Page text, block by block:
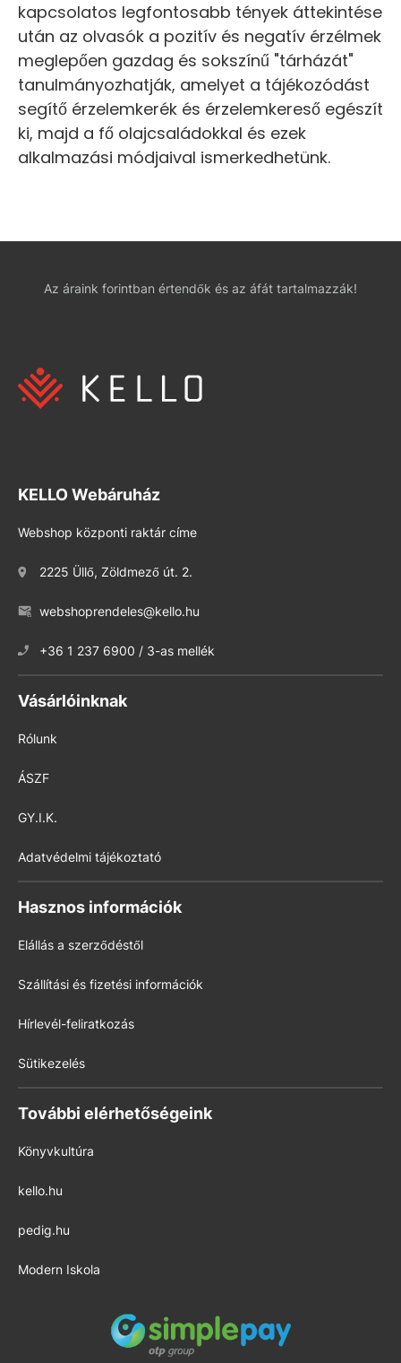
kapcsolatos legfontosabb tények áttekintése
után az olvasók a pozitív és negatív érzélmek
meglepően gazdag és sokszínű "tárházát"
tanulmányozhatják, amelyet a tájékozódást
segítő érzelemkerék és érzelemkereső egészít
ki, majd a fő olajcsaládokkal és ezek
alkalmazási módjaival ismerkedhetünk.
Az áraink forintban értendők és az áfát tartalmazzák!
KELLO Webáruház
Webshop központi raktár címe
2225 Üllő, Zöldmező út. 2.
webshoprendeles@kello.hu
+36 1 237 6900 / 3-as mellék
Vásárlóinknak
Rólunk
ÁSZF
GY.I.K.
Adatvédelmi tájékoztató
Hasznos információk
Elállás a szerződéstől
Szállítási és fizetési információk
Hírlevél-feliratkozás
Sütikezelés
További elérhetőségeink
Könyvkultúra
kello.hu
pedig.hu
Modern Iskola